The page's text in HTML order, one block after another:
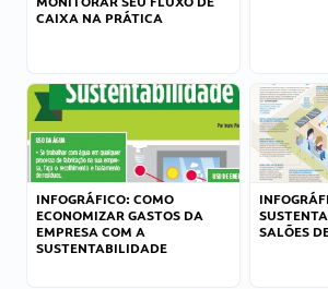
CAIXA NA PRÁTICA
INFOGRÁFICO: COMO
ECONOMIZAR GASTOS DA
EMPRESA COM A
SUSTENTABILIDADE
SALÕES